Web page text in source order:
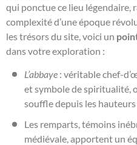
qui ponctue ce lieu légendaire,
complexité d’une époque
les trésors du site, voici un
dans votre exploration :
L’abbaye : véritable chef-
et symbole de spiritualité,
souffle depuis les
Les remparts, témoins
médiévale, apportent un